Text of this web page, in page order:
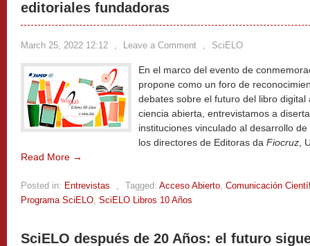
editoriales fundadoras
March 25, 2022 12:12 , Leave a Comment , SciELO
En el marco del evento de
propone como un foro de
debates sobre el futuro del libro
ciencia abierta, entrevistamos a
instituciones vinculado al desarrollo
los directores de Editoras da Fiocruz ,
Read More →
Posted in: Entrevistas , Tagged: Acceso Abierto, Comunicación
Programa SciELO, SciELO Libros 10 Años
SciELO después de 20 Años: el futuro